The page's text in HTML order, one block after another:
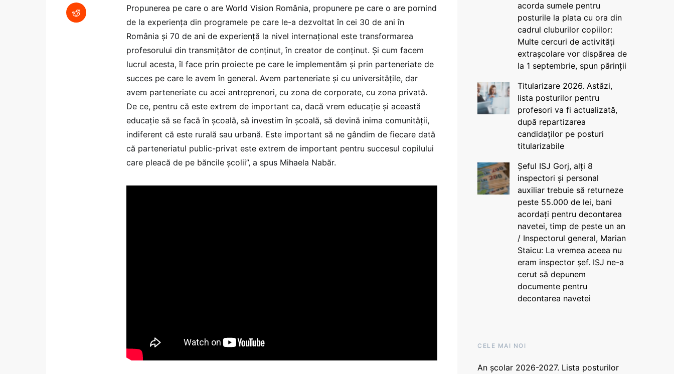
Propunerea pe care o are World Vision România, propunere pe care o are pornind
de la experiența din programele pe care le-a dezvoltat în cei 30 de ani în
România și 70 de ani de experiență la nivel internațional este transformarea
profesorului din transmițător de conținut, în creator de conținut. Și cum facem
lucrul acesta, îl face prin proiecte pe care le implementăm și prin parteneriate de
succes pe care le avem în general. Avem parteneriate și cu universitățile, dar
avem parteneriate cu acei antreprenori, cu zona de corporate, cu zona privată.
De ce, pentru că este extrem de important ca, dacă vrem educație și această
educație să se facă în școală, să investim în școală, să devină inima comunității,
indiferent că este rurală sau urbană. Este important să ne gândim de fiecare dată
că parteneriatul public-privat este extrem de important pentru succesul copilului
care pleacă de pe băncile școlii”, a spus Mihaela Nabăr.
acorda sumele pentru
posturile la plata cu ora din
cadrul cluburilor copiilor:
Multe cercuri de activități
extrașcolare vor dispărea de
la 1 septembrie, spun părinții
Titularizare 2026. Astăzi,
lista posturilor pentru
profesori va fi actualizată,
după repartizarea
candidaților pe posturi
titularizabile
Șeful ISJ Gorj, alți 8
inspectori și personal
auxiliar trebuie să returneze
peste 55.000 de lei, bani
acordați pentru decontarea
navetei, timp de peste un an
/ Inspectorul general, Marian
Staicu: La vremea aceea nu
eram inspector șef. ISJ ne-a
cerut să depunem
documente pentru
decontarea navetei
CELE MAI NOI
An școlar 2026-2027. Lista posturilor